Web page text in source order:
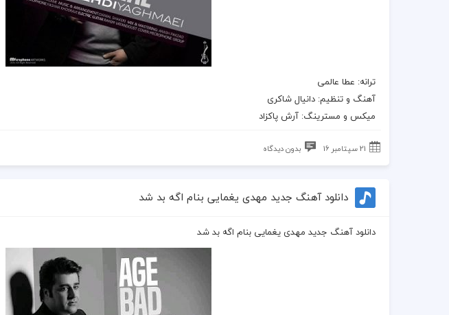
ترانه: عطا عالمی
آهنگ و تنظیم: دانیال شاکری
میکس و مسترینگ: آرش پاکزاد
21 سپتامبر 16 بدون دیدگاه
دانلود آهنگ جدید مهدی یغمایی بنام اگه بد شد
دانلود آهنگ جدید مهدی یغمایی بنام اگه بد شد